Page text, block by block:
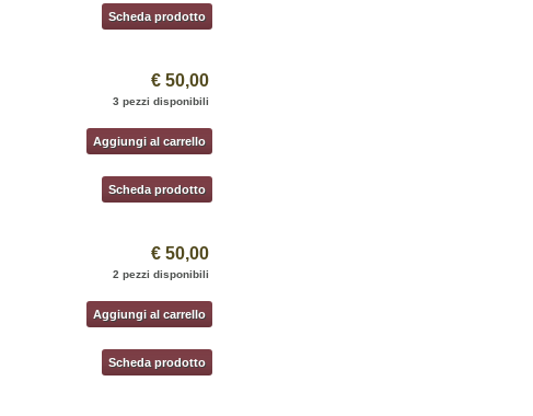
Scheda prodotto
€ 50,00
3 pezzi disponibili
Aggiungi al carrello
Scheda prodotto
€ 50,00
2 pezzi disponibili
Aggiungi al carrello
Scheda prodotto